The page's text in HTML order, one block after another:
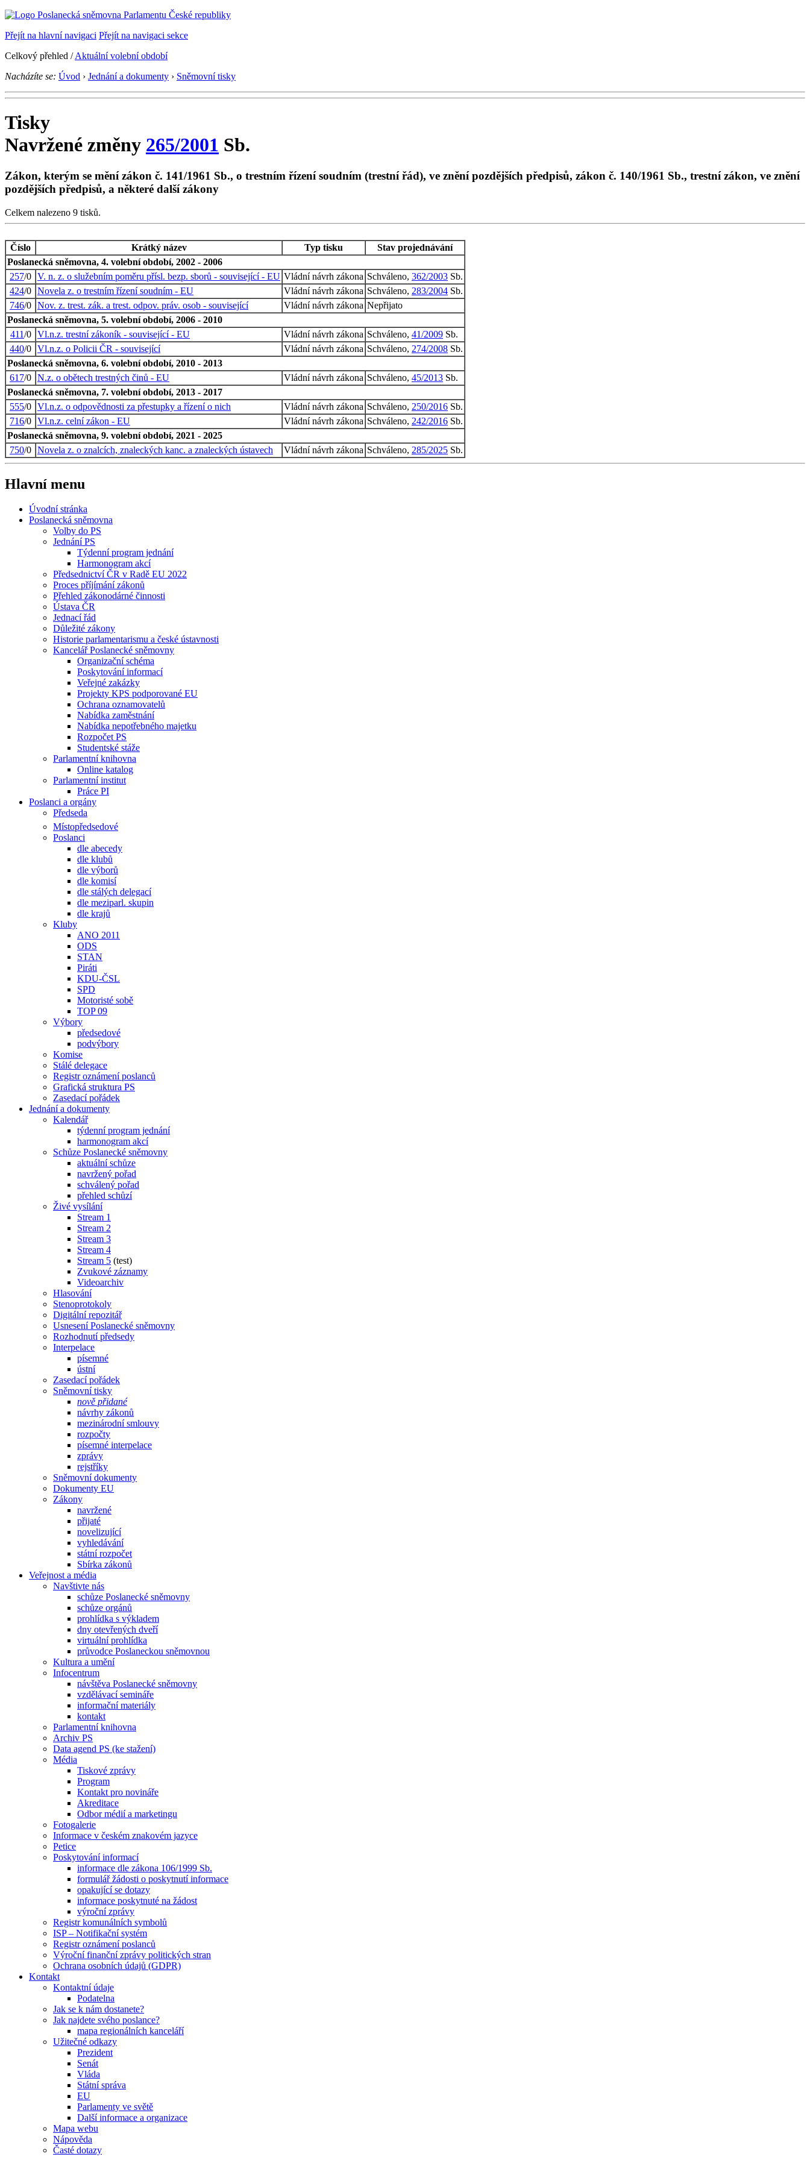
Přejít na hlavní navigaci Přejít na navigaci sekce
Celkový přehled /Aktuální volební období
Nacházíte se: Úvod › Jednání a dokumenty › Sněmovní tisky
Tisky
Navržené změny 265/2001 Sb.
Zákon, kterým se mění zákon č. 141/1961 Sb., o trestním řízení soudním (trestní řád), ve znění pozdějších předpisů, zákon č. 140/1961 Sb., trestní zákon, ve znění
pozdějších předpisů, a některé další zákony
Celkem nalezeno 9 tisků.
Číslo Krátký název Typ tisku
Stav projednávání
Poslanecká sněmovna, 4. volební období, 2002 - 2006
257/0 V. n. z. o služebním poměru přísl. bezp. sborů - související - EU Vládní návrh zákona Schváleno, 362/2003 Sb.
424/0 Novela z. o trestním řízení soudním - EU Vládní návrh zákona Schváleno, 283/2004 Sb.
746/0 Nov. z. trest. zák. a trest. odpov. práv. osob - související Vládní návrh zákona Nepřijato
Poslanecká sněmovna, 5. volební období, 2006 - 2010
411/0 Vl.n.z. trestní zákoník - související - EU Vládní návrh zákona Schváleno, 41/2009 Sb.
440/0 Vl.n.z. o Policii ČR - související Vládní návrh zákona Schváleno, 274/2008 Sb.
Poslanecká sněmovna, 6. volební období, 2010 - 2013
617/0 N.z. o obětech trestných činů - EU Vládní návrh zákona Schváleno, 45/2013 Sb.
Poslanecká sněmovna, 7. volební období, 2013 - 2017
555/0 Vl.n.z. o odpovědnosti za přestupky a řízení o nich Vládní návrh zákona Schváleno, 250/2016 Sb.
716/0 Vl.n.z. celní zákon - EU Vládní návrh zákona Schváleno, 242/2016 Sb.
Poslanecká sněmovna, 9. volební období, 2021 - 2025
750/0 Novela z. o znalcích, znaleckých kanc. a znaleckých ústavech Vládní návrh zákona Schváleno, 285/2025 Sb.
Hlavní menu
Úvodní stránka
Poslanecká sněmovna
Volby do PS
Jednání PS
Týdenní program jednání
Harmonogram akcí
Předsednictví ČR v Radě EU 2022
Proces příjímání zákonů
Přehled zákonodárné činnosti
Ústava ČR
Jednací řád
Důležité zákony
Historie parlamentarismu a české ústavnosti
Kancelář Poslanecké sněmovny
Organizační schéma
Poskytování informací
Veřejné zakázky
Projekty KPS podporované EU
Ochrana oznamovatelů
Nabídka zaměstnání
Nabídka nepotřebného majetku
Rozpočet PS
Studentské stáže
Parlamentní knihovna
Online katalog
Parlamentní institut
Práce PI
Poslanci a orgány
Předseda
Místopředsedové
Poslanci
dle abecedy
dle klubů
dle výborů
dle komisí
dle stálých delegací
dle meziparl. skupin
dle krajů
Kluby
ANO 2011
ODS
STAN
Piráti
KDU-ČSL
SPD
Motoristé sobě
TOP 09
Výbory
předsedové
podvýbory
Komise
Stálé delegace
Registr oznámení poslanců
Grafická struktura PS
Zasedací pořádek
Jednání a dokumenty
Kalendář
týdenní program jednání
harmonogram akcí
Schůze Poslanecké sněmovny
aktuální schůze
navržený pořad
schválený pořad
přehled schůzí
Živé vysílání
Stream 1
Stream 2
Stream 3
Stream 4
Stream 5 (test)
Zvukové záznamy
Videoarchiv
Hlasování
Stenoprotokoly
Digitální repozitář
Usnesení Poslanecké sněmovny
Rozhodnutí předsedy
Interpelace
písemné
ústní
Zasedací pořádek
Sněmovní tisky
nově přidané
návrhy zákonů
mezinárodní smlouvy
rozpočty
písemné interpelace
zprávy
rejstříky
Sněmovní dokumenty
Dokumenty EU
Zákony
navržené
přijaté
novelizující
vyhledávání
státní rozpočet
Sbírka zákonů
Veřejnost a média
Navštivte nás
schůze Poslanecké sněmovny
schůze orgánů
prohlídka s výkladem
dny otevřených dveří
virtuální prohlídka
průvodce Poslaneckou sněmovnou
Kultura a umění
Infocentrum
návštěva Poslanecké sněmovny
vzdělávací semináře
informační materiály
kontakt
Parlamentní knihovna
Archiv PS
Data agend PS (ke stažení)
Média
Tiskové zprávy
Program
Kontakt pro novináře
Akreditace
Odbor médií a marketingu
Fotogalerie
Informace v českém znakovém jazyce
Petice
Poskytování informací
informace dle zákona 106/1999 Sb.
formulář žádosti o poskytnutí informace
opakující se dotazy
informace poskytnuté na žádost
výroční zprávy
Registr komunálních symbolů
ISP – Notifikační systém
Registr oznámení poslanců
Výroční finanční zprávy politických stran
Ochrana osobních údajů (GDPR)
Kontakt
Kontaktní údaje
Podatelna
Jak se k nám dostanete?
Jak najdete svého poslance?
mapa regionálních kanceláří
Užitečné odkazy
Prezident
Senát
Vláda
Státní správa
EU
Parlamenty ve světě
Další informace a organizace
Mapa webu
Nápověda
Časté dotazy